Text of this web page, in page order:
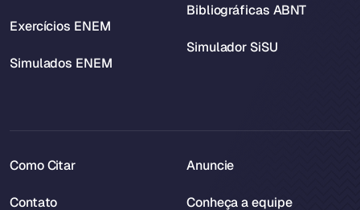
Exercícios ENEM
Simulados ENEM
Bibliográficas ABNT
Simulador SiSU
Como Citar
Contato
Anuncie
Conheça a equipe